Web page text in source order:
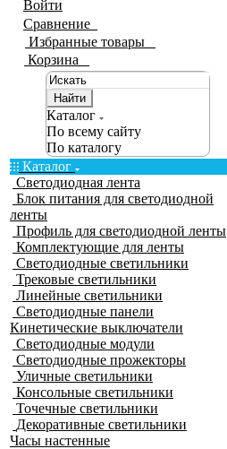
Войти
Сравнение
Избранные товары
Корзина
Найти
Каталог
По всему сайту
По каталогу
Каталог
Светодиодная лента
Блок питания для светодиодной
ленты
Профиль для светодиодной ленты
Комплектующие для ленты
Светодиодные светильники
Трековые светильники
Линейные светильники
Светодиодные панели
Кинетические выключатели
Светодиодные модули
Светодиодные прожекторы
Уличные светильники
Консольные светильники
Точечные светильники
Декоративные светильники
Часы настенные